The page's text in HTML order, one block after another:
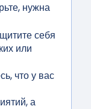
нужна
себя
или
что у вас
а